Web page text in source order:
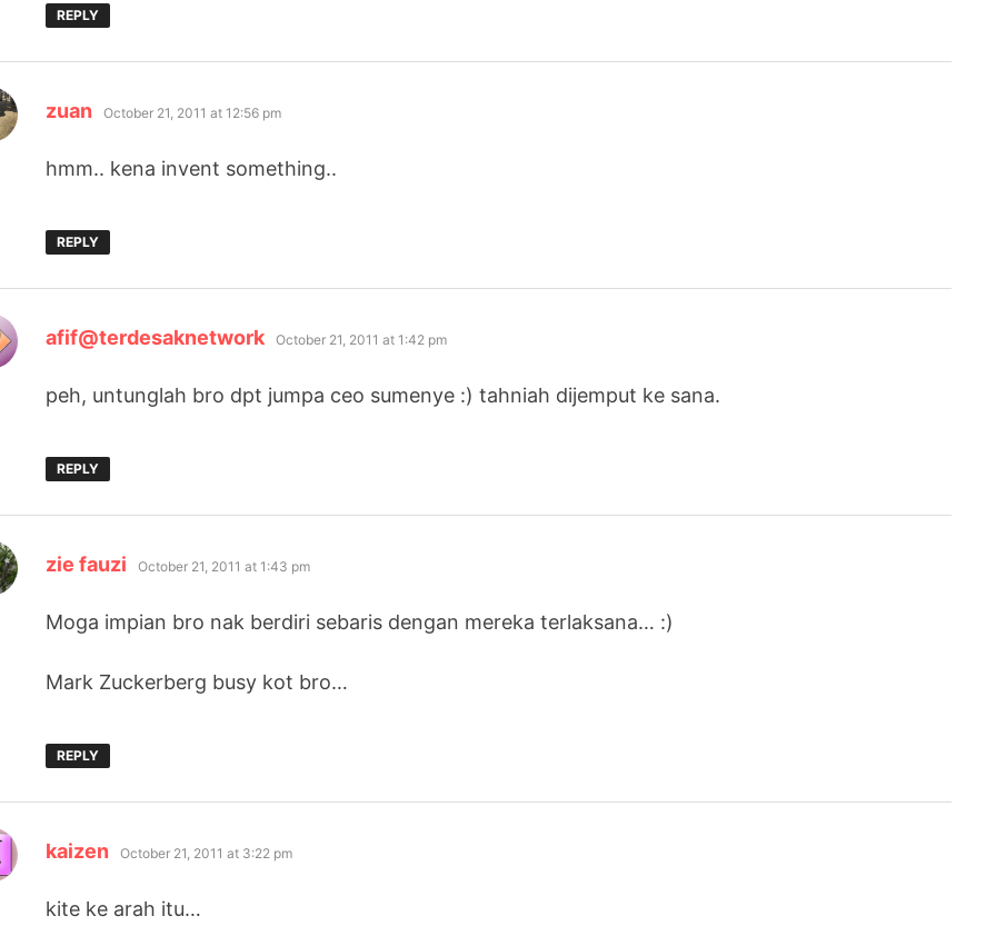
REPLY
zuan says:
October 21, 2011 at 12:56 pm
hmm.. kena invent something..
REPLY
afif@terdesaknetwork says:
October 21, 2011 at 1:42 pm
peh, untunglah bro dpt jumpa ceo sumenye :) tahniah dijemput ke sana.
REPLY
zie fauzi says:
October 21, 2011 at 1:43 pm
Moga impian bro nak berdiri sebaris dengan mereka terlaksana… :)
Mark Zuckerberg busy kot bro…
REPLY
kaizen says:
October 21, 2011 at 3:22 pm
kite ke arah itu…